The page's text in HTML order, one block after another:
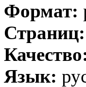
Формат:
Страниц:
Язык: